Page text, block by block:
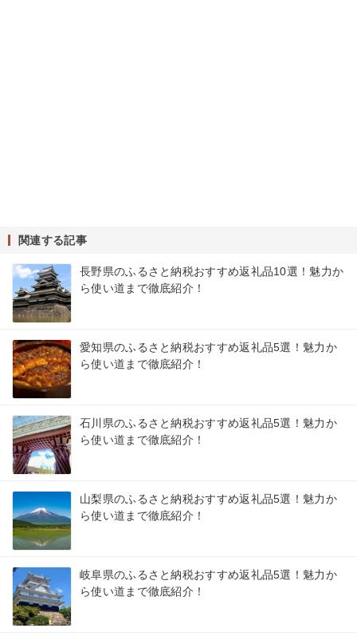
関連する記事
長野県のふるさと納税おすすめ返礼品10選！魅力か
ら使い道まで徹底紹介！
愛知県のふるさと納税おすすめ返礼品5選！魅力か
ら使い道まで徹底紹介！
石川県のふるさと納税おすすめ返礼品5選！魅力か
ら使い道まで徹底紹介！
山梨県のふるさと納税おすすめ返礼品5選！魅力か
ら使い道まで徹底紹介！
岐阜県のふるさと納税おすすめ返礼品5選！魅力か
ら使い道まで徹底紹介！